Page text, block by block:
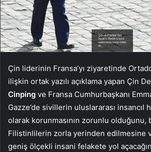
Çin liderinin Fransa’yı ziyaretinde
ilişkin ortak yazılı açıklama yapan Çin
Cinping ve Fransa Cumhurbaşkanı
Gazze’de sivillerin uluslararası insancıl
olarak korunmasının zorunlu olduğunu,
Filistinlilerin zorla yerinden edilmesine
geniş ölçekli insani felakete yol